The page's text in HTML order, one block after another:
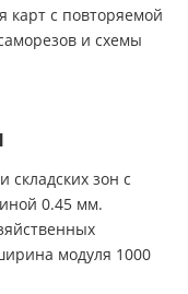
карт с повторяемой
и схемы
складских зон с
0.45 мм.
модуля 1000